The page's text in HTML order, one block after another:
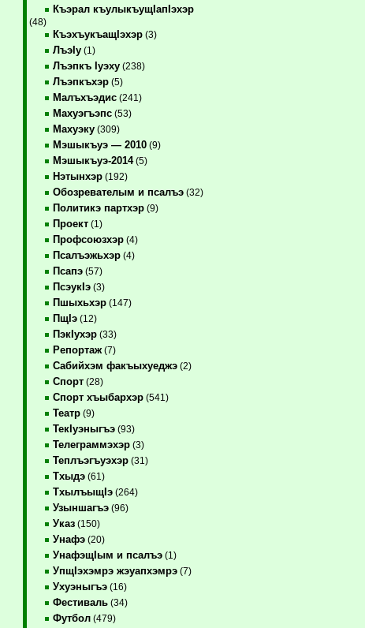
Къэрал къулыкъущIапIэхэр
(48)
КъэхъукъащIэхэр(3)
ЛъэIу(1)
Лъэпкъ Iуэху(238)
Лъэпкъхэр(5)
Малъхъэдис(241)
Махуэгъэпс(53)
Махуэку(309)
Мэшыкъуэ — 2010(9)
Мэшыкъуэ-2014(5)
Нэтынхэр(192)
Обозревателым и псалъэ(32)
Политикэ партхэр(9)
Проект(1)
Профсоюзхэр(4)
Псалъэжьхэр(4)
Псапэ(57)
ПсэукIэ(3)
Пшыхьхэр(147)
ПщIэ(12)
ПэкIухэр(33)
Репортаж(7)
Сабийхэм факъыхуеджэ(2)
Спорт(28)
Спорт хъыбархэр(541)
Театр(9)
ТекIуэныгъэ(93)
Телеграммэхэр(3)
Теплъэгъуэхэр(31)
Тхыдэ(61)
ТхылъыщIэ(264)
Узыншагъэ(96)
Указ(150)
Унафэ(20)
УнафэщIым и псалъэ(1)
УпщIэхэмрэ жэуапхэмрэ(7)
Ухуэныгъэ(16)
Фестиваль(34)
Футбол(479)